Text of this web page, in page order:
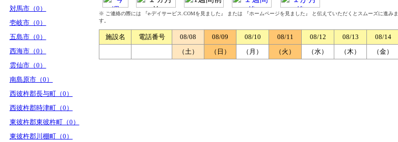
対馬市（0）
壱岐市（0）
五島市（0）
西海市（0）
雲仙市（0）
南島原市（0）
西彼杵郡長与町（0）
西彼杵郡時津町（0）
東彼杵郡東彼杵町（0）
東彼杵郡川棚町（0）
※ ご連絡の際には 『e-デイサービス.COMを見ました』 または 『ホームページを見ました』 と伝えていただくとスムーズに進みま
す。
施設名 電話番号 08/08 08/09 08/10 08/11 08/12 08/13
08/14
（土）
（日） （月） （火） （水） （木） （金）